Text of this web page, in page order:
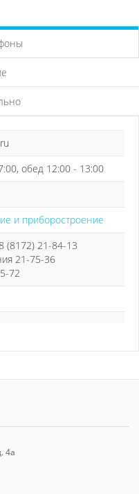
обед 12:00 - 13:00
и приборостроение
(8172) 21-84-13
21-75-36
72
4а